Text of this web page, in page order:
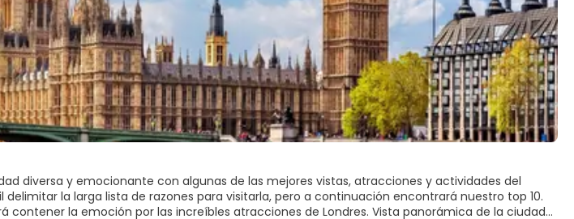
diversa y emocionante con algunas de las mejores vistas, atracciones y actividades del
la larga lista de razones para visitarla, pero a continuación encontrará nuestro top 10.
contener la emoción por las increíbles atracciones de Londres. Vista panorámica de la ciudad